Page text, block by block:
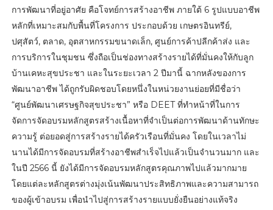
การพัฒนาที่อยู่อาศัย คือโจทย์การสร้างอาชีพ ภายใต้ 6 รูปแบบอาชีพ
หลักที่เหมาะสมกับพื้นที่โครงการ ประกอบด้วย เกษตรอินทรีย์,
ปศุสัตว์, ตลาด, อุตสาหกรรมขนาดเล็ก, ศูนย์การค้าปลีกค้าส่ง และ
การบริการในชุมชน ซึ่งถือเป็นช่องทางสร้างรายได้ที่มั่นคงให้กับลูก
บ้านเคหะสุขประชา และในระยะเวลา 2 ปีมานี้ ฉากหลังของการ
พัฒนาอาชีพ ได้ถูกรับผิดชอบโดยหนึ่งในหน่วยงานย่อยที่มีชื่อว่า
“ศูนย์พัฒนาเศรษฐกิจสุขประชา” หรือ DEET ที่ทำหน้าที่ในการ
จัดการจัดอบรมหลักสูตรสร้างเนื้อหาที่จำเป็นต่อการพัฒนาด้านทักษะ
ความรู้ ต่อยอดสู่การสร้างรายได้ครัวเรือนที่มั่นคง โดยในเวลาไม่
นานได้มีการจัดอบรมที่สร้างอาชีพสำเร็จไปแล้วเป็นจำนวนมาก และ
ในปี 2566 นี้ ยังได้มีการจัดอบรมหลักสูตรคุณภาพไปแล้วมากมาย
โดยแต่ละหลักสูตรต่างมุ่งเน้นพัฒนาประสิทธิภาพและความสามารถ
ของผู้เข้าอบรม เพื่อนำไปสู่การสร้างรายแบบยั่งยืนอย่างแท้จริง